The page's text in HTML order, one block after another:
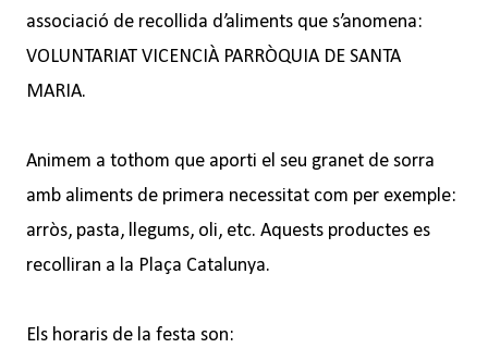
associació de recollida d’aliments que s’anomena:
VOLUNTARIAT VICENCIÀ PARRÒQUIA DE SANTA
MARIA.
Animem a tothom que aporti el seu granet de sorra
amb aliments de primera necessitat com per exemple:
arròs, pasta, llegums, oli, etc. Aquests productes es
recolliran a la Plaça Catalunya.
Els horaris de la festa son: